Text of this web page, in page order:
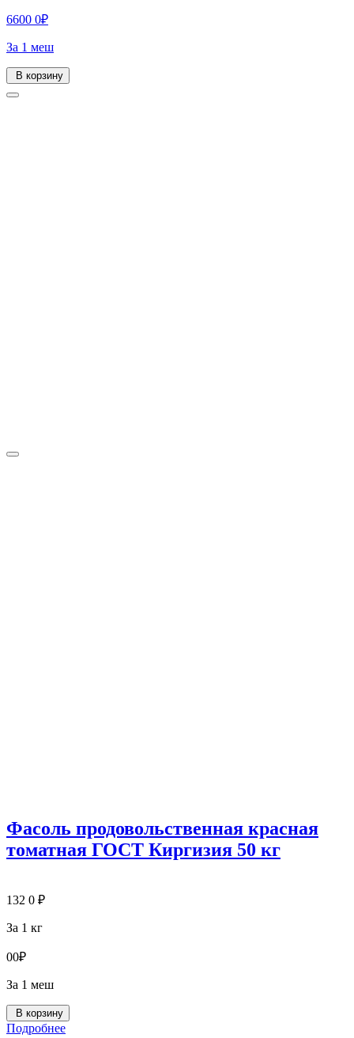
6600 0₽
За 1 меш
В корзину
Фасоль продовольственная красная
томатная ГОСТ Киргизия 50 кг
132 0 ₽
За 1 кг
00₽
За 1 меш
В корзину
Подробнее